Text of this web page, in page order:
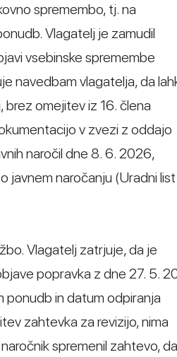
spremembo, tj. na
Vlagatelj je zamudil
vsebinske spremembe
navedbam vlagatelja, da
omejitev iz 16. člena
v zvezi z oddajo
naročil dne 8. 6. 2026,
naročanju (Uradni list
Vlagatelj zatrjuje, da je
popravka z dne 27. 5.
ponudb in datum odpiranja
zahtevka za revizijo, nima
spremenil zahtevo, da